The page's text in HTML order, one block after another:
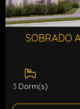
SOBRADO
3 Dorm(s)